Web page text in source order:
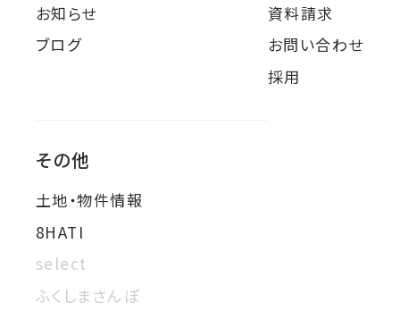
お知らせ
ブログ
資料請求
お問い合わせ
採用
その他
土地・物件情報
8HATI
select
ふくしまさんぽ